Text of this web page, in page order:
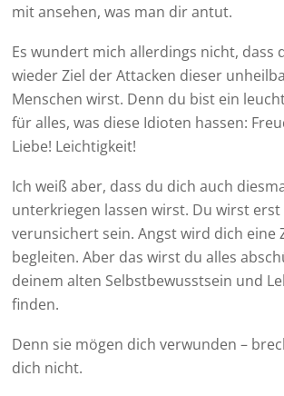
mit ansehen, was man dir antut.
Es wundert mich allerdings nicht, dass
wieder Ziel der Attacken dieser
Menschen wirst. Denn du bist ein
für alles, was diese Idioten hassen:
Liebe! Leichtigkeit!
Ich weiß aber, dass du dich auch
unterkriegen lassen wirst. Du wirst erst
verunsichert sein. Angst wird dich eine
begleiten. Aber das wirst du alles
deinem alten Selbstbewusstsein und
finden.
Denn sie mögen dich verwunden –
dich nicht.